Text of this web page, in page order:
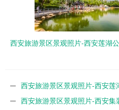
西安旅游景区景观照片-西安莲湖
西安旅游景区景观照片-西安莲
西安旅游景区景观照片-西安集